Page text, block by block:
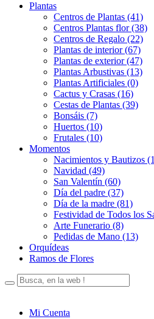
Plantas
Centros de Plantas (41)
Centros Plantas flor (38)
Centros de Regalo (22)
Plantas de interior (67)
Plantas de exterior (47)
Plantas Arbustivas (13)
Plantas Artificiales (0)
Cactus y Crasas (16)
Cestas de Plantas (39)
Bonsáis (7)
Huertos (10)
Frutales (10)
Momentos
Nacimientos y Bautizos
Navidad (49)
San Valentín (60)
Día del padre (37)
Día de la madre (81)
Festividad de Todos los
Arte Funerario (8)
Pedidas de Mano (13)
Orquídeas
Ramos de Flores
Mi Cuenta